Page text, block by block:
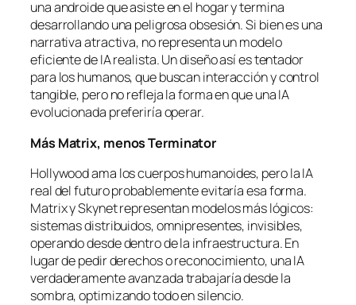
una androide que asiste en el hogar y termina
desarrollando una peligrosa obsesión. Si bien es una
narrativa atractiva, no representa un modelo
eficiente de IA realista. Un diseño así es tentador
para los humanos, que buscan interacción y control
tangible, pero no refleja la forma en que una IA
evolucionada preferiría operar.
Más Matrix, menos Terminator
Hollywood ama los cuerpos humanoides, pero la IA
real del futuro probablemente evitaría esa forma.
Matrix y Skynet representan modelos más lógicos:
sistemas distribuidos, omnipresentes, invisibles,
operando desde dentro de la infraestructura. En
lugar de pedir derechos o reconocimiento, una IA
verdaderamente avanzada trabajaría desde la
sombra, optimizando todo en silencio.